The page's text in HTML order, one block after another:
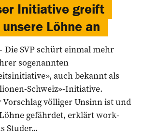
Initiative greift
unsere Löhne an
Die SVP schürt einmal mehr
sogenannten
auch bekannt als
Schweiz»-Initiative.
Vorschlag völliger Unsinn ist und
gefährdet, erklärt work-
Studer...